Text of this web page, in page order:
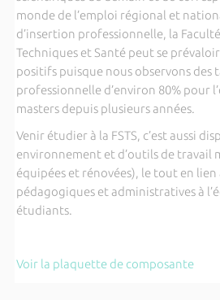
monde de l’emploi régional et
d’insertion professionnelle, la Faculté
Techniques et Santé peut se
positifs puisque nous observons des
professionnelle d’environ 80% pour
masters depuis plusieurs années.
Venir étudier à la FSTS, c’est aussi
environnement et d’outils de travail
équipées et rénovées), le tout en lien
pédagogiques et administratives à
étudiants.
Voir la plaquette de composante